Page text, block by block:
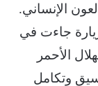
الإنساني.
جاءت في
الأحمر
وتكامل